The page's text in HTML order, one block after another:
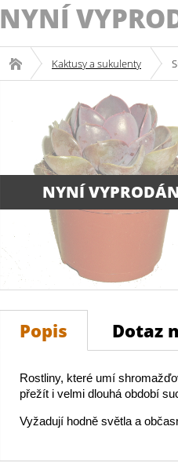
NYNÍ
Kaktusy a sukulenty
NYNÍ
Popis Dotaz
Rostliny, které umí
přežít i velmi dlouhá období
Vyžadují hodně světla a